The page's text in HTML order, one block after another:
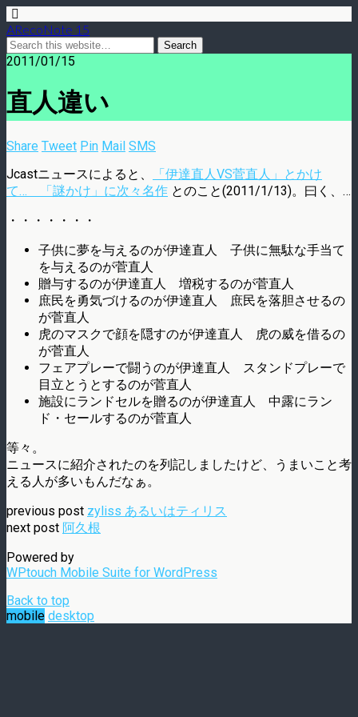
ARecoNote 15
2011/01/15
直人違い
Share Tweet Pin Mail SMS
Jcastニュースによると、
「伊達直人VS菅直人」とかけ
て… 「謎かけ」に次々名作 とのこと(2011/1/13)。曰く、…
・・・・・・・
子供に夢を与えるのが伊達直人 子供に無駄な手当て
を与えるのが菅直人
贈与するのが伊達直人 増税するのが菅直人
庶民を勇気づけるのが伊達直人 庶民を落胆させるの
が菅直人
虎のマスクで顔を隠すのが伊達直人 虎の威を借るの
が菅直人
フェアプレーで闘うのが伊達直人 スタンドプレーで
目立とうとするのが菅直人
施設にランドセルを贈るのが伊達直人 中露にラン
ド・セールするのが菅直人
等々。
ニュースに紹介されたのを列記しましたけど、うまいこと考
える人が多いもんだなぁ。
previous post zyliss あるいはティリス
next post 阿久根
Powered by
WPtouch Mobile Suite for WordPress
Back to top
mobile desktop